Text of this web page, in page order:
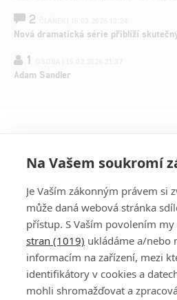
2
Nová dramatická série přiblíží
1
Adam Sandler
DISKUZE
Na Vašem soukromí
Je Vaším zákonným právem si
může daná webová stránka
přístup. S Vaším povolením my
stran (1019) ukládáme a/nebo
informacím na zařízení, mezi
identifikátory v cookies a
mohli shromažďovat a